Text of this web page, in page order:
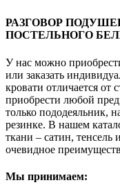
РАЗГОВОР
ПОСТЕЛЬНОГО
У нас можно
или заказать
кровати отличается от
приобрести любой
только пододеяльник,
резинке. В нашем
ткани – сатин, тенсель
очевидное
Мы принимаем: